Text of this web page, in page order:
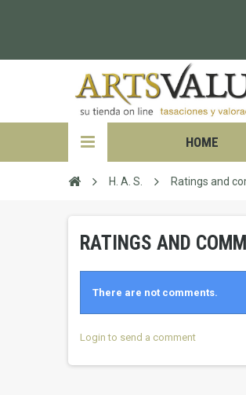
HOME
H. A. S. Ratings and
RATINGS AND
There are not comments.
Login to send a comment